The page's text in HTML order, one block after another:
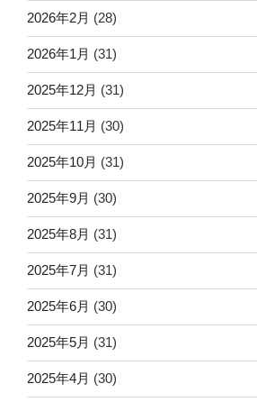
2026年2月 (28)
2026年1月 (31)
2025年12月 (31)
2025年11月 (30)
2025年10月 (31)
2025年9月 (30)
2025年8月 (31)
2025年7月 (31)
2025年6月 (30)
2025年5月 (31)
2025年4月 (30)